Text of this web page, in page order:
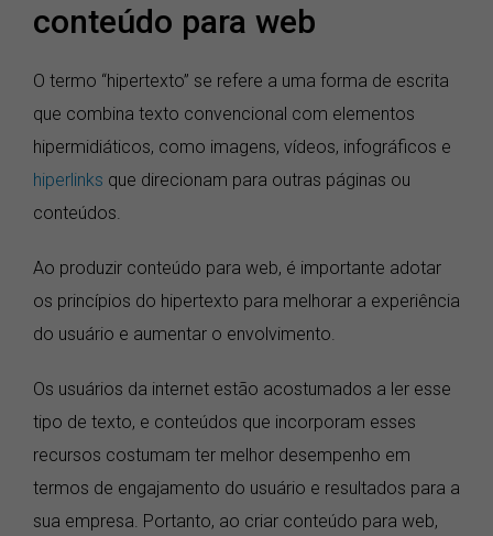
conteúdo para web
O termo “hipertexto” se refere a uma forma de escrita
que combina texto convencional com elementos
hipermidiáticos, como imagens, vídeos, infográficos e
hiperlinks que direcionam para outras páginas ou
conteúdos.
Ao produzir conteúdo para web, é importante adotar
os princípios do hipertexto para melhorar a experiência
do usuário e aumentar o envolvimento.
Os usuários da internet estão acostumados a ler esse
tipo de texto, e conteúdos que incorporam esses
recursos costumam ter melhor desempenho em
termos de engajamento do usuário e resultados para a
sua empresa. Portanto, ao criar conteúdo para web,